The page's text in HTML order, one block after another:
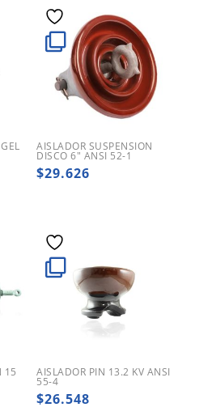
AISLADOR SUSPENSION
DISCO 6″ ANSI 52-1
$29.626
15 AISLADOR PIN 13.2 KV ANSI
55-4
$26.548